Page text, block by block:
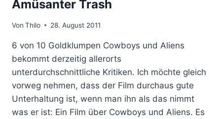
Amüsanter Trash
Von Thilo 28. August 2011
6 von 10 Goldklumpen Cowboys und Aliens
bekommt derzeitig allerorts
unterdurchschnittliche Kritiken. Ich möchte gleich
vorweg nehmen, dass der Film durchaus gute
Unterhaltung ist, wenn man ihn als das nimmt
was er ist: Ein Film über Cowboys und Aliens. Es